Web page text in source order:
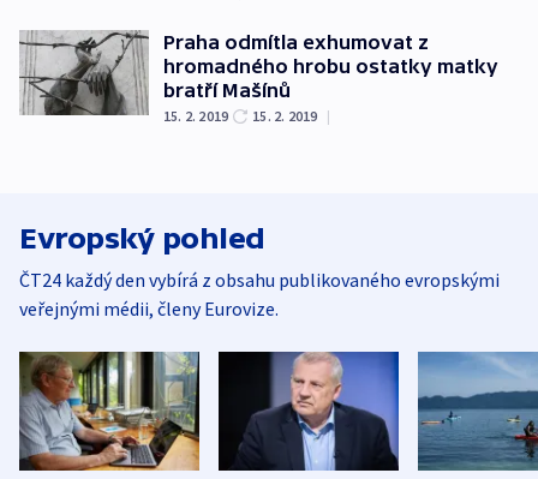
Praha odmítla exhumovat z
hromadného hrobu ostatky matky
bratří Mašínů
15. 2. 2019 15. 2. 2019 |
Evropský pohled
ČT24 každý den vybírá z obsahu publikovaného evropskými
veřejnými médii, členy Eurovize.